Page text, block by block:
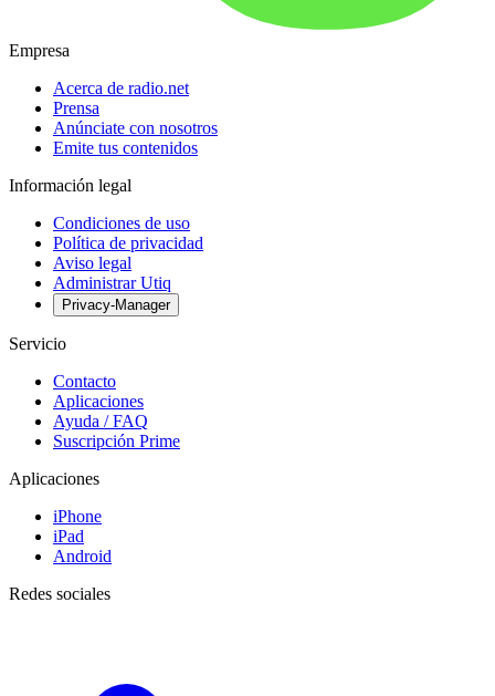
Empresa
Acerca de radio.net
Prensa
Anúnciate con nosotros
Emite tus contenidos
Información legal
Condiciones de uso
Política de privacidad
Aviso legal
Administrar Utiq
Privacy-Manager
Servicio
Contacto
Aplicaciones
Ayuda / FAQ
Suscripción Prime
Aplicaciones
iPhone
iPad
Android
Redes sociales